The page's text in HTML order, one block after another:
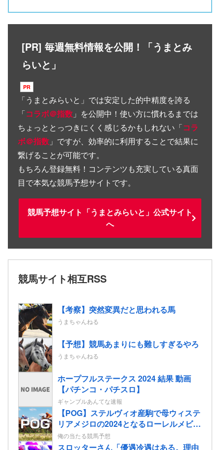
[PR] 毎週無料情報を公開！「うまとみ
らいと」
「うまとみらいと 」では安定した的中精度を誇る
「コラボ＠指数 」を公開中！使い方に慣れるまでは
ちょっととっつきにくく感じるかもしれない「コラ
ボ＠指数 」ですが、効率的に利用することで結果に
繋げることが可能です。
もちろん登録無料！コンテンツも充実している真面
目で本気な競馬予想サイトです。
競馬予想サイト「うまとみらいと」公式サイト
へ
競馬サイト相互RSS
【考察】突然変異だと思われる馬
うまちゃんねる
【予想】競馬あまりにも難しすぎるやろ
うまちゃんねる
ホープフルステークス 2024 結果 動画
【パチンコ・パチスロ】
ギャンブルあんてな速報
【POG】ステルヴィオ産駒で母ウィステ
リアメジロの2024となるローレルメビウ
スの2歳情報
俺の当たる競馬予想
スロッターさん「優遇冷遇はある。理由